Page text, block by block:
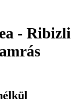
- Ribizli